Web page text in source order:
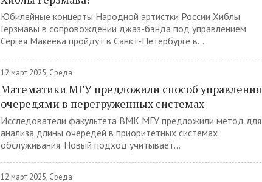
Юбилейные концерты Народной артистки России Хиблы
Герзмавы в сопровождении джаз-бэнда под управлением
Сергея Макеева пройдут в Санкт-Петербурге в...
12 март 2025, Среда
Математики МГУ предложили способ управления
очередями в перегруженных системах
Исследователи факультета ВМК МГУ предложили метод для
анализа длины очередей в приоритетных системах
обслуживания. Новый подход учитывает...
12 март 2025, Среда